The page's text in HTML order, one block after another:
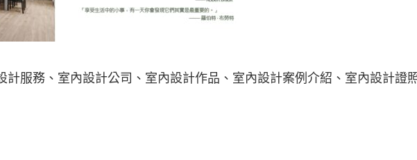
計服務、室內設計公司、室內設計作品、室內設計案例介紹、室內設計證